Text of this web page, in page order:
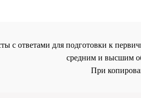
с ответами для подготовки к
средним и высшим
При